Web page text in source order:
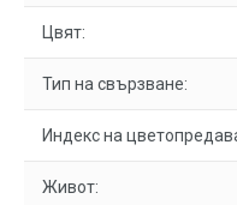
Цвят:
Тип на свързване:
Индекс на
Живот: